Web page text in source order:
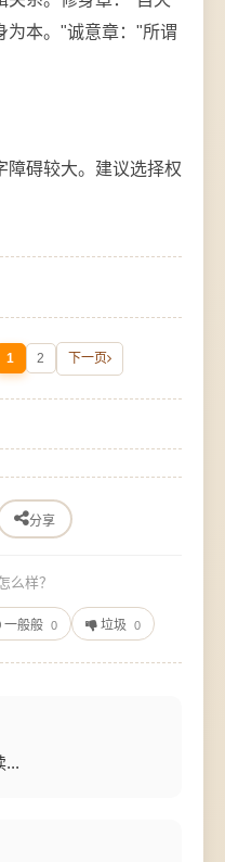
为本。"诚意章："所谓
障碍较大。建议选择权
1 2 下一页
分享
么样？
一般般 0 垃圾 0
...